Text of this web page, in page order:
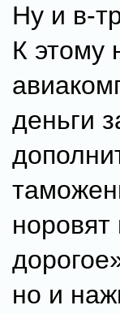
Ну и в-
К этому
деньги
но и